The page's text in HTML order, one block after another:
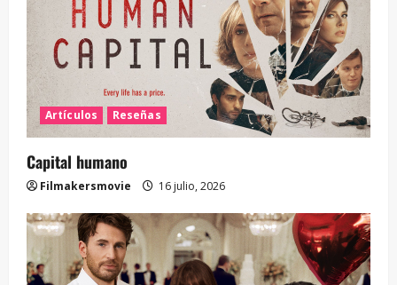
Artículos Reseñas
Capital humano
Filmakersmovie 16 julio, 2026